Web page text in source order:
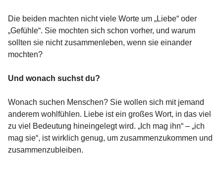
Die beiden machten nicht viele Worte um „Liebe“ oder
„Gefühle“. Sie mochten sich schon vorher, und warum
sollten sie nicht zusammenleben, wenn sie einander
mochten?
Und wonach suchst du?
Wonach suchen Menschen? Sie wollen sich mit jemand
anderem wohlfühlen. Liebe ist ein großes Wort, in das viel
zu viel Bedeutung hineingelegt wird. „Ich mag ihn“ – „ich
mag sie“, ist wirklich genug, um zusammenzukommen und
zusammenzubleiben.